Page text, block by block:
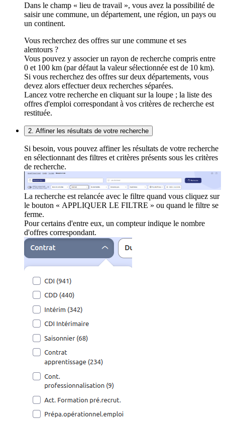
Dans le champ « lieu de travail », vous avez la possibilité de
saisir une commune, un département, une région, un pays ou
un continent.
Vous recherchez des offres sur une commune et ses
alentours ?
Vous pouvez y associer un rayon de recherche compris entre
0 et 100 km (par défaut la valeur sélectionnée est de 10 km).
Si vous recherchez des offres sur deux départements, vous
devez alors effectuer deux recherches séparées.
Lancez votre recherche en cliquant sur la loupe ; la liste des
offres d'emploi correspondant à vos critères de recherche est
restituée.
2. Affiner les résultats de votre recherche
Si besoin, vous pouvez affiner les résultats de votre recherche
en sélectionnant des filtres et critères présents sous les critères
de recherche.
La recherche est relancée avec le filtre quand vous cliquez sur
le bouton « APPLIQUER LE FILTRE » ou quand le filtre se
ferme.
Pour certains d'entre eux, un compteur indique le nombre
d'offres correspondant.